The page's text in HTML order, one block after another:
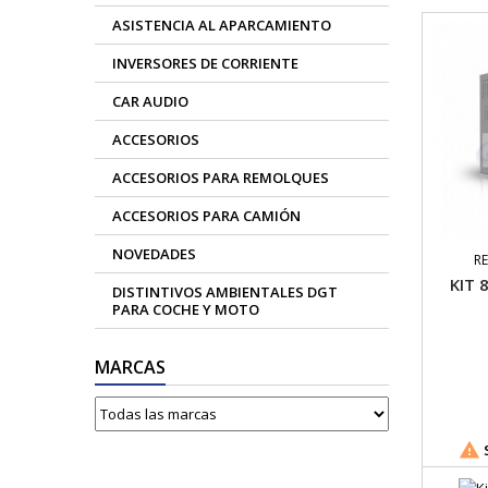
ASISTENCIA AL APARCAMIENTO
INVERSORES DE CORRIENTE
CAR AUDIO
ACCESORIOS
ACCESORIOS PARA REMOLQUES
ACCESORIOS PARA CAMIÓN
NOVEDADES
DISTINTIVOS AMBIENTALES DGT
PARA COCHE Y MOTO
MARCAS
KIT
